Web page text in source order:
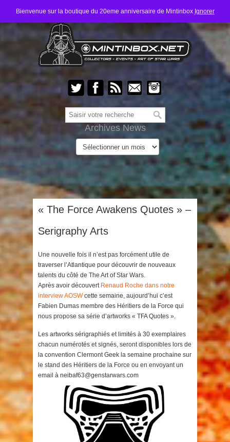
Bienvenue sur la boutique du 20eme anniversaire de Mintinbox Ignorer
Archives News
« The Force Awakens Quotes » –
Serigraphy Arts
Une nouvelle fois il n’est pas forcément utile de
traverser l’Atlantique pour découvrir de nouveaux
talents du côté de The Art of Star Wars.
Après avoir découvert Renaud Roche dans notre
interview AOSWcette semaine, aujourd’hui c’est
Fabien Dumas membre des Héritiers de la Force qui
nous propose sa série d’artworks « TFA Quotes ».
Les artworks sérigraphiés et limités à 30 exemplaires
chacun numérotés et signés, seront disponibles lors de
la convention Clermont Geek la semaine prochaine sur
le stand des Héritiers de la Force ou en envoyant un
email à neibaf63@genstarwars.com